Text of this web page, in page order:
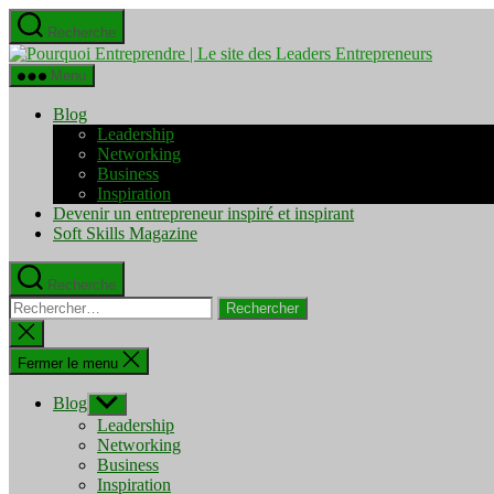
Aller
au
contenu
Recherche
Pourquoi
Menu
Blog
Leadership
Networking
Business
Inspiration
Devenir un entrepreneur inspiré et inspirant
Soft Skills Magazine
Recherche
Rechercher :
Fermer
la
recherche
Fermer le menu
Blog Afficher
le
sous-
menu
Leadership
Networking
Business
Inspiration